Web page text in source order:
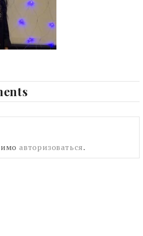
авторизоваться.